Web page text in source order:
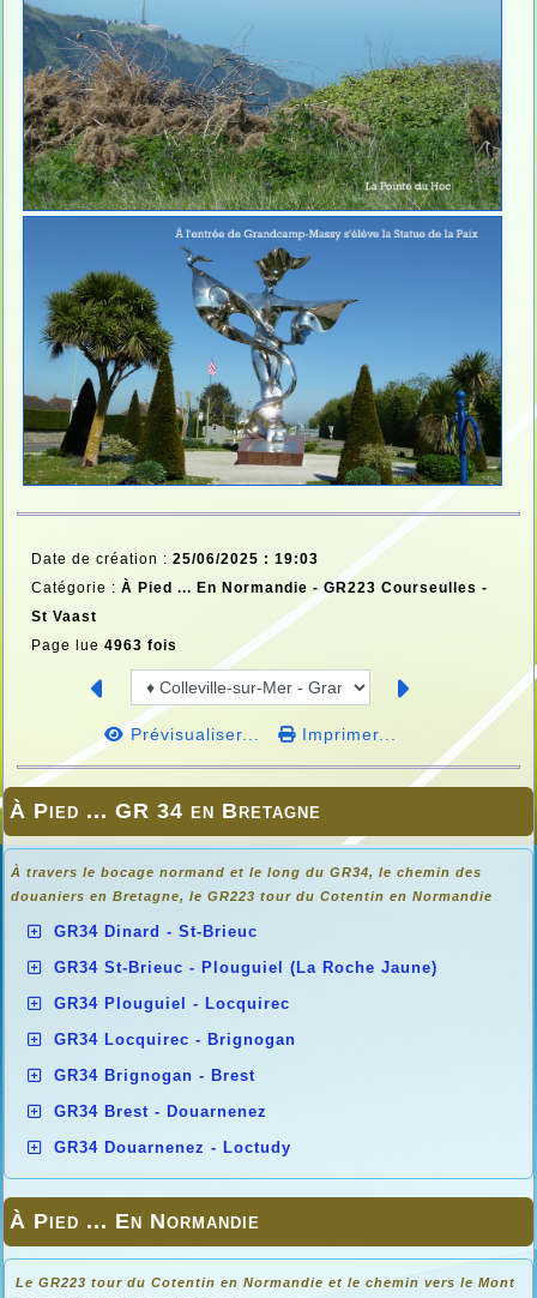
À Pied ... GR 34 en Bretagne
À travers le bocage normand et le long du GR34, le chemin des
douaniers en Bretagne, le GR223 tour du Cotentin en Normandie
GR34 Dinard - St-Brieuc
GR34 St-Brieuc - Plouguiel (La Roche Jaune)
GR34 Plouguiel - Locquirec
GR34 Locquirec - Brignogan
GR34 Brignogan - Brest
GR34 Brest - Douarnenez
GR34 Douarnenez - Loctudy
À Pied ... En Normandie
Le GR223 tour du Cotentin en Normandie et le chemin vers le Mont
Date de création : 25/06/2025 : 19:03
Catégorie : À Pied ... En Normandie -GR223 Courseulles -
St Vaast
Page lue 4963 fois
Prévisualiser... Imprimer...